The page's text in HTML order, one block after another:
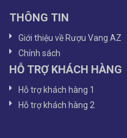
THÔNG TIN
Giới thiệu về Rượu Vang AZ
Chính sách
HỖ TRỢ KHÁCH HÀNG
Hỗ trợ khách hàng 1
Hỗ trợ khách hàng 2